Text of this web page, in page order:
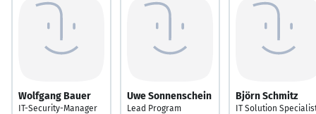
Wolfgang Bauer
IT-Security-Manager
Uwe Sonnenschein
Lead Program
Björn Schmitz
IT Solution